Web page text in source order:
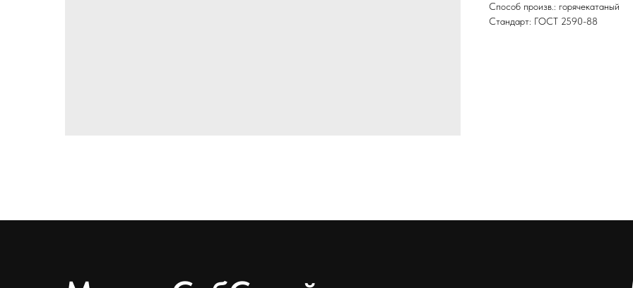
Способ произв.: горячекатаный
Стандарт: ГОСТ 2590-88